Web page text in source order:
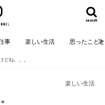
search
事 楽しい生活 思ったこと
どね。。。
楽しい生活